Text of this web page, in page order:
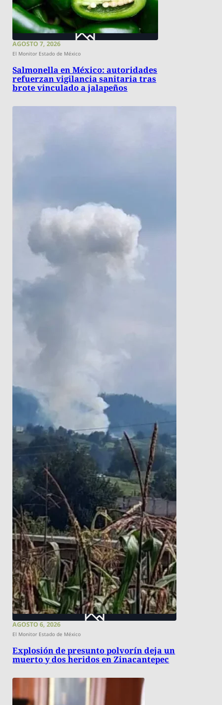
AGOSTO 7, 2026
El Monitor Estado de México
Salmonella en México: autoridades
refuerzan vigilancia sanitaria tras
brote vinculado a jalapeños
AGOSTO 6, 2026
El Monitor Estado de México
Explosión de presunto polvorín deja un
muerto y dos heridos en Zinacantepec